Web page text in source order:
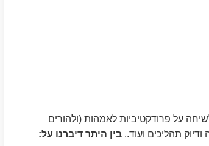
על פרודקטיביות לאמהות (ולהורים
תהליכים ועוד.. בין היתר דיברנו על: